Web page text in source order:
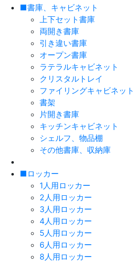
■書庫、キャビネット
上下セット書庫
両開き書庫
引き違い書庫
オープン書庫
ラテラルキャビネット
クリスタルトレイ
ファイリングキャビネット
書架
片開き書庫
キッチンキャビネット
シェルフ、物品棚
その他書庫、収納庫
■ロッカー
1人用ロッカー
2人用ロッカー
3人用ロッカー
4人用ロッカー
5人用ロッカー
6人用ロッカー
8人用ロッカー